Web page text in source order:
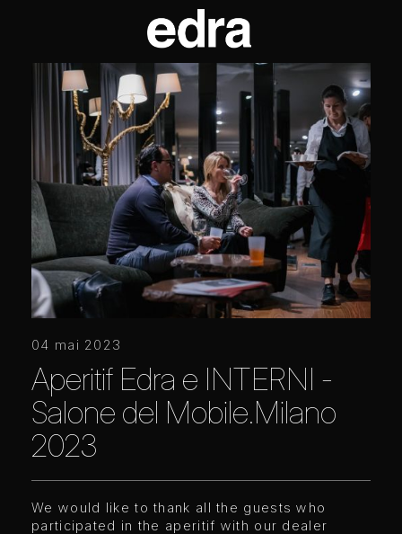
04 mai 2023
Aperitif Edra e INTERNI -
Salone del Mobile.Milano
2023
We would like to thank all the guests who
participated in the aperitif with our dealer